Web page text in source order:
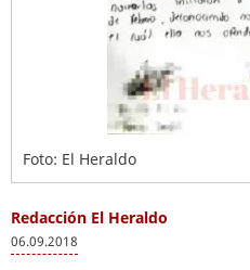
Foto: El Heraldo
Redacción El Heraldo
06.09.2018